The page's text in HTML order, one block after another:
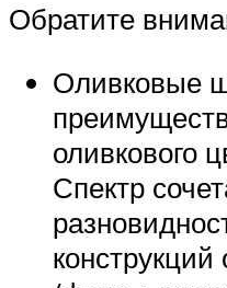
Обратите
Оливковые
оливкового
Спектр